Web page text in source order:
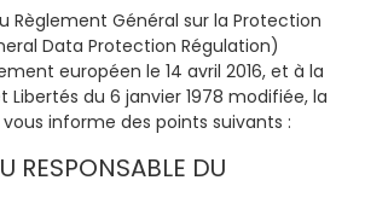
Règlement Général sur la Protection
Data Protection Régulation)
européen le 14 avril 2016, et à la
Libertés du 6 janvier 1978 modifiée, la
vous informe des points suivants :
RESPONSABLE DU